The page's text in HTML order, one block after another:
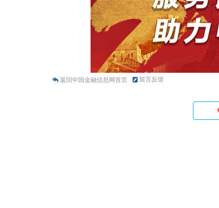
返回中国金融信息网首页 留言反馈